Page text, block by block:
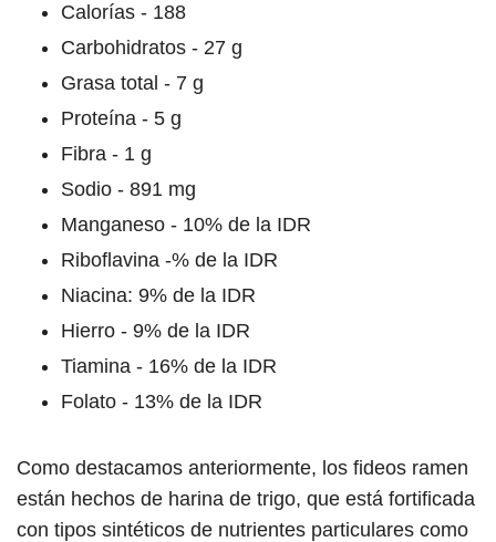
Calorías - 188
Carbohidratos - 27 g
Grasa total - 7 g
Proteína - 5 g
Fibra - 1 g
Sodio - 891 mg
Manganeso - 10% de la IDR
Riboflavina -% de la IDR
Niacina: 9% de la IDR
Hierro - 9% de la IDR
Tiamina - 16% de la IDR
Folato - 13% de la IDR
Como destacamos anteriormente, los fideos ramen
están hechos de harina de trigo, que está fortificada
con tipos sintéticos de nutrientes particulares como